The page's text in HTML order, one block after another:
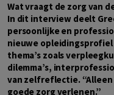
Wat vraagt de zorg van
In dit interview deelt
persoonlijke en
nieuwe opleidingsprofiel
thema’s zoals
dilemma’s,
van zelfreflectie.
goede zorg verlenen.”